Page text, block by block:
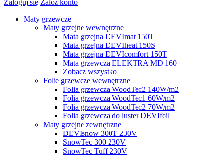
Zaloguj się Załóż konto
Maty grzewcze
Maty grzejne wewnętrzne
Mata grzejna DEVImat 150T
Mata grzejna DEVIheat 150S
Mata grzejna DEVIcomfort 150T
Mata grzewcza ELEKTRA MD 160
Zobacz wszystko
Folie grzewcze wewnętrzne
Folia grzewcza WoodTec2 140W/m2
Folia grzewcza WoodTec1 60W/m2
Folia grzewcza WoodTec2 70W/m2
Folia grzewcza do luster DEVIfoil
Maty grzejne zewnętrzne
DEVIsnow 300T 230V
SnowTec 300 230V
SnowTec Tuff 230V